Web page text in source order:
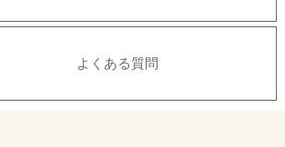
よくある質問